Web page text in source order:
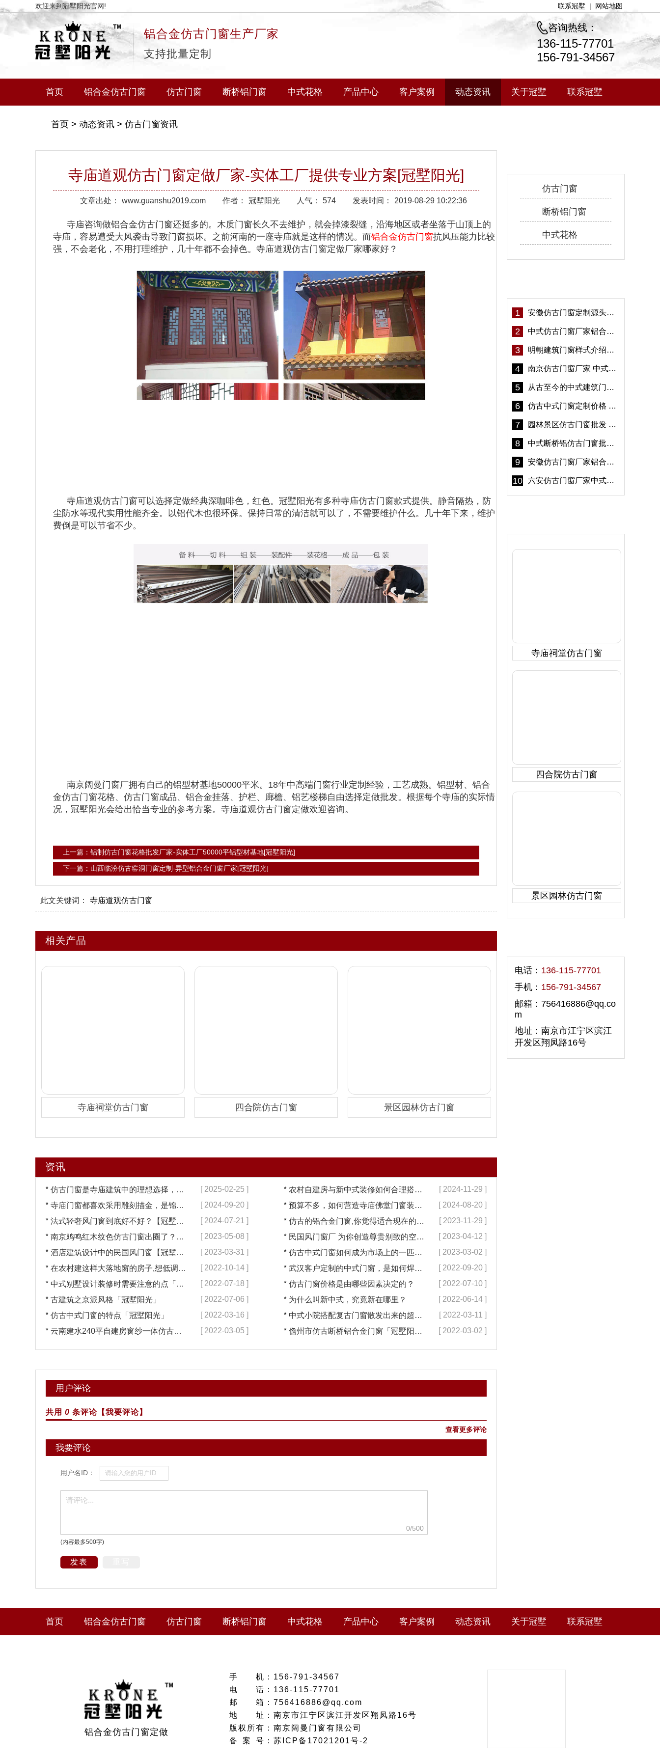
欢迎来到冠墅阳光官网! 联系冠墅 | 网站地图
铝合金仿古门窗生产厂家
支持批量定制
咨询热线：
136-115-77701
156-791-34567
首页 铝合金仿古门窗 仿古门窗 断桥铝门窗 中式花格 产品中心 客户案例 动态资讯 关于冠墅 联系冠墅
首页 > 动态资讯 > 仿古门窗资讯
寺庙道观仿古门窗定做厂家-实体工厂提供专业方案[冠墅阳光]
文章出处： www.guanshu2019.com 作者： 冠墅阳光 人气： 574 发表时间： 2019-08-29 10:22:36
寺庙咨询做铝合金仿古门窗还挺多的。木质门窗长久不去维护，就会掉漆裂缝，沿海地区或者坐落于山顶上的
寺庙，容易遭受大风袭击导致门窗损坏。之前河南的一座寺庙就是这样的情况。而铝合金仿古门窗抗风压能力比较
强，不会老化，不用打理维护，几十年都不会掉色。寺庙道观仿古门窗定做厂家哪家好？
寺庙道观仿古门窗可以选择定做经典深咖啡色，红色。冠墅阳光有多种寺庙仿古门窗款式提供。静音隔热，防
尘防水等现代实用性能齐全。以铝代木也很环保。保持日常的清洁就可以了，不需要维护什么。几十年下来，维护
费倒是可以节省不少。
南京阔曼门窗厂拥有自己的铝型材基地50000平米。18年中高端门窗行业定制经验，工艺成熟。铝型材、铝合
金仿古门窗花格、仿古门窗成品、铝合金挂落、护栏、廊檐、铝艺楼梯自由选择定做批发。根据每个寺庙的实际情
况，冠墅阳光会给出恰当专业的参考方案。寺庙道观仿古门窗定做欢迎咨询。
上一篇：铝制仿古门窗花格批发厂家-实体工厂50000平铝型材基地[冠墅阳光]
下一篇：山西临汾仿古窑洞门窗定制-异型铝合金门窗厂家[冠墅阳光]
此文关键词： 寺庙道观仿古门窗
相关产品
寺庙祠堂仿古门窗 四合院仿古门窗 景区园林仿古门窗
资讯
* 仿古门窗是寺庙建筑中的理想选择，换一次用终生【冠墅阳光】 [ 2025-02-25 ] * 农村自建房与新中式装修如何合理搭配【冠墅阳光】 [ 2024-11-29 ]
* 寺庙门窗都喜欢采用雕刻描金，是锦上添花吗？【冠墅阳光】 [ 2024-09-20 ] * 预算不多，如何营造寺庙佛堂门窗装修【冠墅阳光】 [ 2024-08-20 ]
* 法式轻奢风门窗到底好不好？【冠墅阳光】 [ 2024-07-21 ] * 仿古的铝合金门窗,你觉得适合现在的装修吗?【冠墅阳光】 [ 2023-11-29 ]
* 南京鸡鸣红木纹色仿古门窗出圈了？【冠墅阳光】 [ 2023-05-08 ] * 民国风门窗厂 为你创造尊贵别致的空间【冠墅阳光】 [ 2023-04-12 ]
* 酒店建筑设计中的民国风门窗【冠墅阳光】 [ 2023-03-31 ] * 仿古中式门窗如何成为市场上的一匹黑马【冠墅阳光】 [ 2023-03-02 ]
* 在农村建这样大落地窗的房子,想低调都难吧【冠墅阳光】 [ 2022-10-14 ] * 武汉客户定制的中式门窗，是如何焊接的呢？ [ 2022-09-20 ]
* 中式别墅设计装修时需要注意的点「冠墅阳光」 [ 2022-07-18 ] * 仿古门窗价格是由哪些因素决定的？ [ 2022-07-10 ]
* 古建筑之京派风格「冠墅阳光」 [ 2022-07-06 ] * 为什么叫新中式，究竟新在哪里？ [ 2022-06-14 ]
* 仿古中式门窗的特点「冠墅阳光」 [ 2022-03-16 ] * 中式小院搭配复古门窗散发出来的超凡气质 「冠墅阳光」 [ 2022-03-11 ]
* 云南建水240平自建房窗纱一体仿古门窗完工「冠墅阳光」 [ 2022-03-05 ] * 儋州市仿古断桥铝合金门窗「冠墅阳光」 [ 2022-03-02 ]
用户评论
共用 0 条评论 【我要评论】
查看更多评论
我要评论
用户名ID：
0/500
(内容最多500字)
发表
仿古门窗
断桥铝门窗
中式花格
1 安徽仿古门窗定制源头厂家 好打理免维护-冠墅阳光
2 中式仿古门窗厂家铝合金仿古门窗定制 5年质保
3 明朝建筑门窗样式介绍——冠墅阳光
4 南京仿古门窗厂家 中式仿古门窗定制 节能防水
5 从古至今的中式建筑门窗到底有多美「冠墅阳光」
6 仿古中式门窗定制价格 铝合金仿古门窗报价
7 园林景区仿古门窗批发 铝合金仿古门窗采购-冠墅阳光
8 中式断桥铝仿古门窗批发 冠墅阳光仿古门窗 6000平米实体工厂
9 安徽仿古门窗厂家铝合金仿古门窗批发 免费设计出货快
10 六安仿古门窗厂家中式仿古门窗制作 6000平米源头厂家
寺庙祠堂仿古门窗
四合院仿古门窗
景区园林仿古门窗
电话： 136-115-77701
手机： 156-791-34567
邮箱：756416886@qq.co
m
地址：南京市江宁区滨江
开发区翔凤路16号
首页 铝合金仿古门窗 仿古门窗 断桥铝门窗 中式花格 产品中心 客户案例 动态资讯 关于冠墅 联系冠墅
铝合金仿古门窗定做
手 机： 156-791-34567
电
话： 136-115-77701
邮
箱： 756416886@qq.com
地
址： 南京市江宁区滨江开发区翔凤路16号
版权所有：南京阔曼门窗有限公司
备
案 号： 苏ICP备17021201号-2